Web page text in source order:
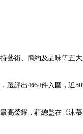
藝術、簡約及品味等五
評出4664件入圍，近
高榮耀，莊總監在《